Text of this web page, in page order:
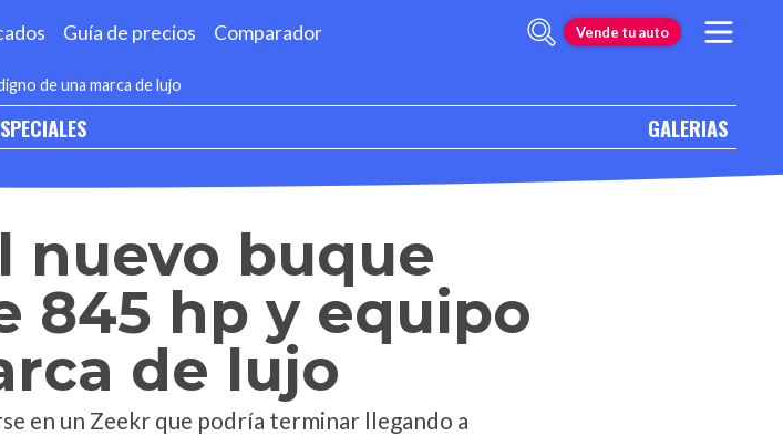
Guía de precios Comparador Vende tu auto
de una marca de lujo
GALERIAS
nuevo buque
845 hp y equipo
de lujo
en un Zeekr que podría terminar llegando a